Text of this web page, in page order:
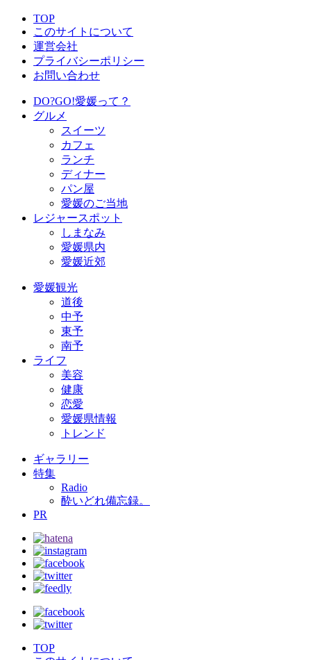
TOP
このサイトについて
運営会社
プライバシーポリシー
お問い合わせ
DO?GO!愛媛って？
グルメ
スイーツ
カフェ
ランチ
ディナー
パン屋
愛媛のご当地
レジャースポット
しまなみ
愛媛県内
愛媛近郊
愛媛観光
道後
中予
東予
南予
ライフ
美容
健康
恋愛
愛媛県情報
トレンド
ギャラリー
特集
Radio
酔いどれ備忘録。
PR
TOP